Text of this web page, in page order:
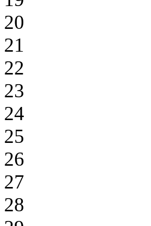
20
21
22
23
24
25
26
27
28